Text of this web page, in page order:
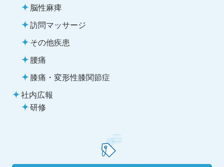
脳性麻痺
訪問マッサージ
その他疾患
腰痛
膝痛・変形性膝関節症
社内広報
研修